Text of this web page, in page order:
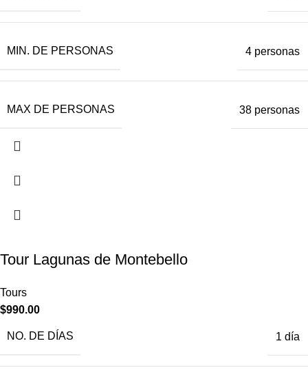
MIN. DE PERSONAS 4 personas
MAX DE PERSONAS 38 personas
Tour Lagunas de Montebello
Tours
$990.00
NO. DE DÍAS 1 día